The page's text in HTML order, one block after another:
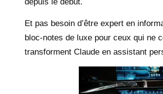
Et pas besoin d’être expert en
bloc-notes de luxe pour ceux qui ne
transforment Claude en assistant